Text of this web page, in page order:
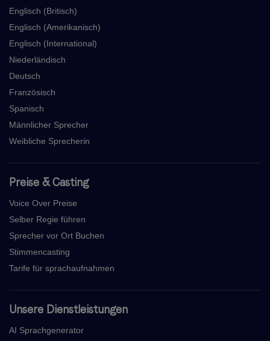
Englisch (Britisch)
Englisch (Amerikanisch)
Englisch (International)
Niederländisch
Deutsch
Französisch
Spanisch
Männlicher Sprecher
Weibliche Sprecherin
Preise & Casting
Voice Over Preise
Selber Regie führen
Sprecher vor Ort Buchen
Stimmencasting
Tarife für sprachaufnahmen
Unsere Dienstleistungen
AI Sprachgenerator